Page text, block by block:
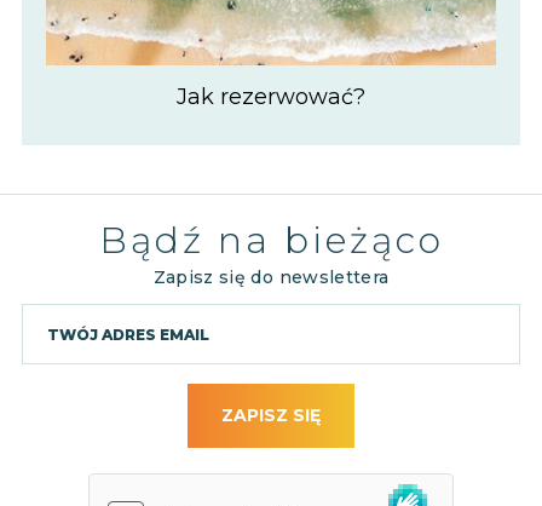
Jak rezerwować?
Bądź na bieżąco
Zapisz się do newslettera
ZAPISZ SIĘ